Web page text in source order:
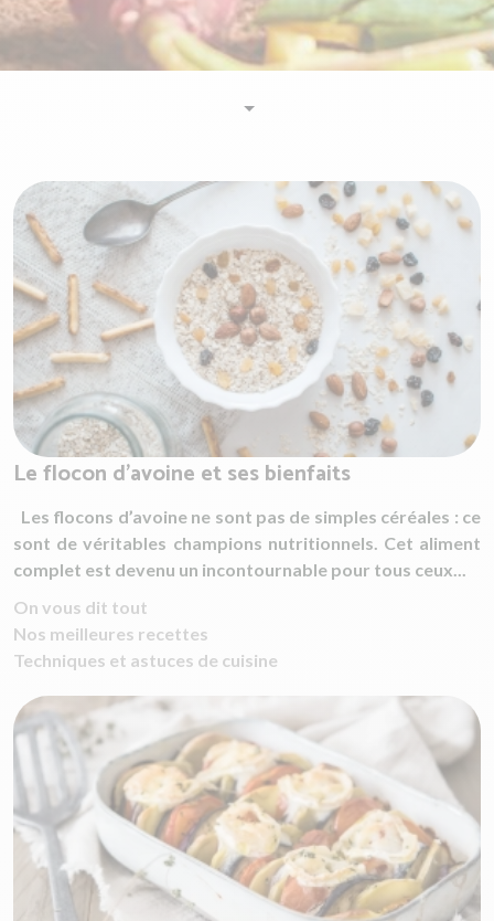
Le flocon d'avoine et ses bienfaits
Les flocons d’avoine ne sont pas de simples céréales : ce
sont de véritables champions nutritionnels. Cet aliment
complet est devenu un incontournable pour tous ceux...
On vous dit tout
Nos meilleures recettes
Techniques et astuces de cuisine